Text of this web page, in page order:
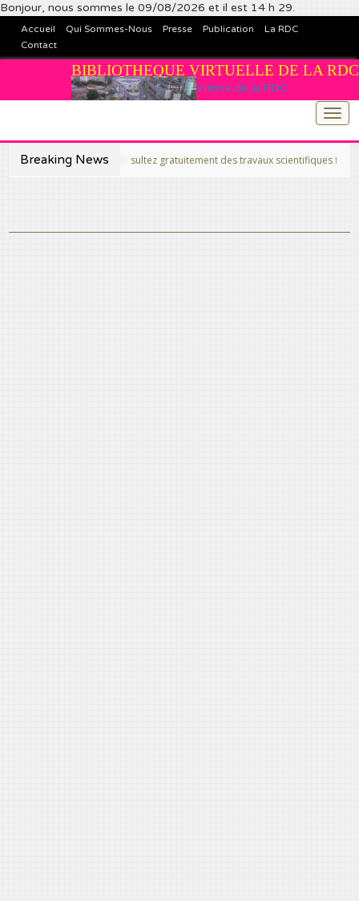
Bonjour, nous sommes le 09/08/2026 et il est 14 h 29.
Accueil Qui Sommes-Nous Presse Publication
La RDC
Contact
Vitrine de la RDC
BIBLIOTHEQUE VIRTUELLE DE LA RDC
Breaking News
>>Publiez et consultez gratuitement des travaux scientifiques fins prêts,